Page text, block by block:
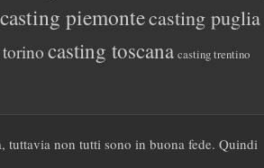
casting piemontecasting puglia
casting toscana casting trentino
tuttavia non tutti sono in buona fede. Quindi